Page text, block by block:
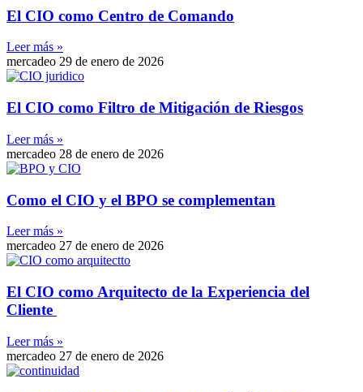
El CIO como Centro de Comando
Leer más »
mercadeo 29 de enero de 2026
El CIO como Filtro de Mitigación de Riesgos
Leer más »
mercadeo 28 de enero de 2026
Como el CIO y el BPO se complementan
Leer más »
mercadeo 27 de enero de 2026
El CIO como Arquitecto de la Experiencia del
Cliente
Leer más »
mercadeo 27 de enero de 2026